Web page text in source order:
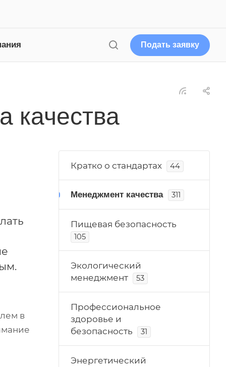
Подать заявку
качества
в
Кратко о стандартах 44
Менеджмент качества 311
Пищевая безопасность
105
Экологический
менеджмент
53
Профессиональное
здоровье и
безопасность
31
Энергетический